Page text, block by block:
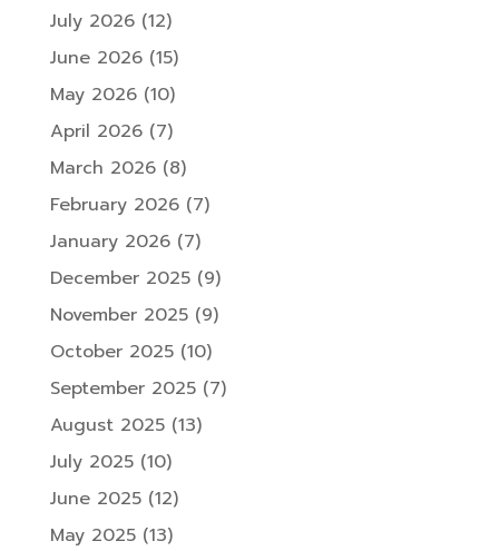
July 2026(12)
June 2026(15)
May 2026(10)
April 2026(7)
March 2026(8)
February 2026(7)
January 2026(7)
December 2025(9)
November 2025(9)
October 2025(10)
September 2025(7)
August 2025(13)
July 2025(10)
June 2025(12)
May 2025(13)